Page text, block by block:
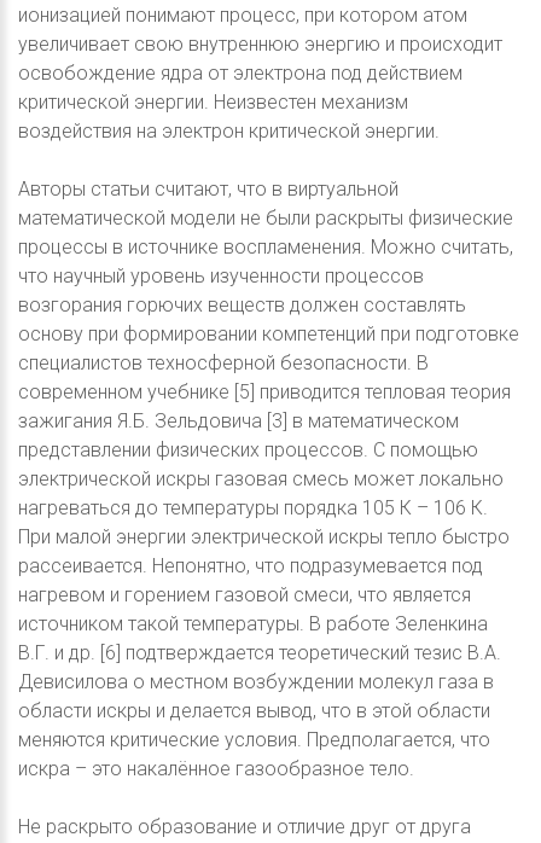
ионизацией понимают процесс, при котором атом
увеличивает свою внутреннюю энергию и происходит
освобождение ядра от электрона под действием
критической энергии. Неизвестен механизм
воздействия на электрон критической энергии.
Авторы статьи считают, что в виртуальной
математической модели не были раскрыты физические
процессы в источнике воспламенения. Можно считать,
что научный уровень изученности процессов
возгорания горючих веществ должен составлять
основу при формировании компетенций при подготовке
специалистов техносферной безопасности. В
современном учебнике [5] приводится тепловая теория
зажигания Я.Б. Зельдовича [3] в математическом
представлении физических процессов. С помощью
электрической искры газовая смесь может локально
нагреваться до температуры порядка 105 К – 106 К.
При малой энергии электрической искры тепло быстро
рассеивается. Непонятно, что подразумевается под
нагревом и горением газовой смеси, что является
источником такой температуры. В работе Зеленкина
В.Г. и др. [6] подтверждается теоретический тезис В.А.
Девисилова о местном возбуждении молекул газа в
области искры и делается вывод, что в этой области
меняются критические условия. Предполагается, что
искра – это накалённое газообразное тело.
Не раскрыто образование и отличие друг от друга